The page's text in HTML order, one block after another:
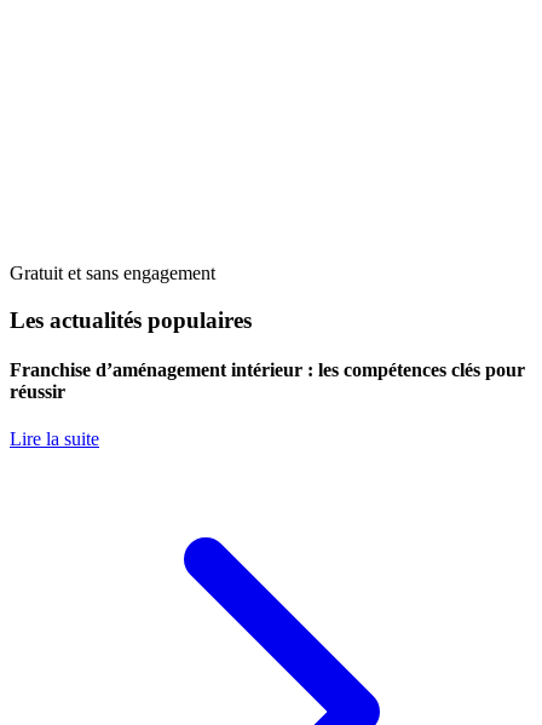
Gratuit et sans engagement
Les actualités populaires
Franchise d’aménagement intérieur : les compétences clés pour
réussir
Lire la suite